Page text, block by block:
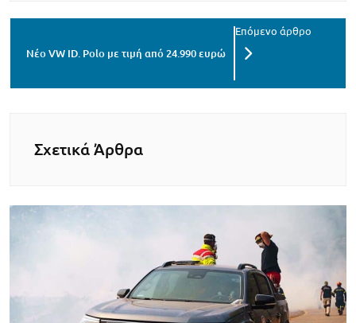
Νέο VW ID. Polo με τιμή από 24.990 ευρώ
Σχετικά Άρθρα